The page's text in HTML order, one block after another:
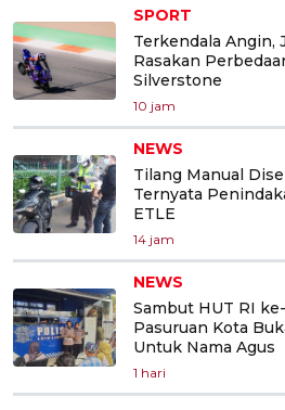
SPORT
Terkendala Angin,
Rasakan
Silverstone
10 jam
NEWS
Tilang Manual
Ternyata
ETLE
14 jam
NEWS
Sambut HUT RI
Pasuruan Kota
Untuk Nama Agus
1 hari